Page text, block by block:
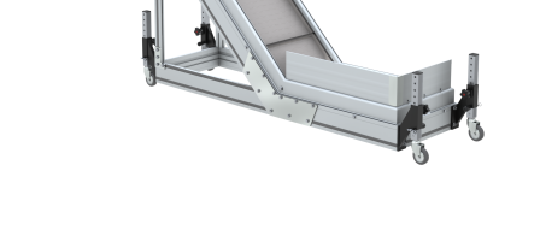
Förderfläche
PP geprägte Oberfläche in Grau RAL7035
(FDA) mit in die Förderfläche integrierten
Seitenwänden